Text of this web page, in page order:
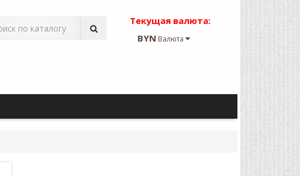
Текущая валюта:
BYN Валюта